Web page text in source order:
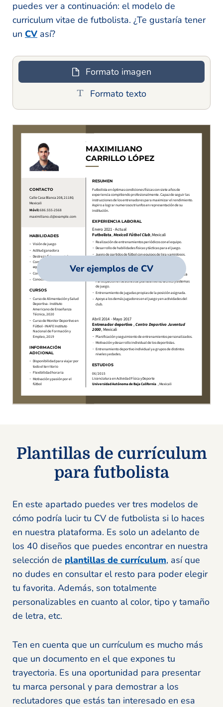
puedes ver a continuación: el modelo de
curriculum vitae de futbolista. ¿Te gustaría tener
un CV así?
Formato imagen
Formato texto
Ver ejemplos de CV
Plantillas de currículum
para futbolista
En este apartado puedes ver tres modelos de
cómo podría lucir tu CV de futbolista si lo haces
en nuestra plataforma. Es solo un adelanto de
los 40 diseños que puedes encontrar en nuestra
selección de plantillas de currículum, así que
no dudes en consultar el resto para poder elegir
tu favorita. Además, son totalmente
personalizables en cuanto al color, tipo y tamaño
de letra, etc.
Ten en cuenta que un currículum es mucho más
que un documento en el que expones tu
trayectoria. Es una oportunidad para presentar
tu marca personal y para demostrar a los
reclutadores que estás tan interesado en esa